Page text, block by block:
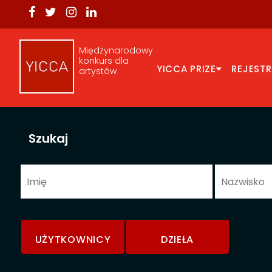
Międzynarodowy
konkurs dla
artystów
YICCA PRIZE
Szukaj
UŻYTKOWNICY DZIEŁA